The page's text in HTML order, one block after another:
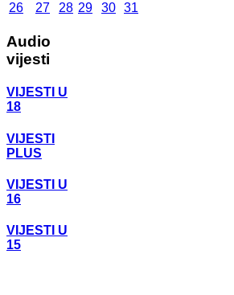
26
27 28 29 30 31
Audio
vijesti
VIJESTI U
18
VIJESTI
PLUS
VIJESTI U
16
VIJESTI U
15